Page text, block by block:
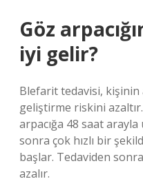
Göz
iyi gelir?
Blefarit tedavisi, kişinin
geliştirme riskini
arpacığa 48 saat
sonra çok hızlı bir
başlar. Tedaviden sonra
azalır.